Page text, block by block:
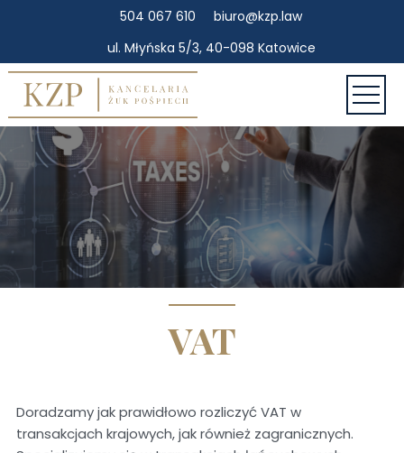
504 067 610
biuro@kzp.law
ul. Młyńska 5/3, 40-098 Katowice
VAT
Doradzamy jak prawidłowo rozliczyć VAT w
transakcjach krajowych, jak również zagranicznych.